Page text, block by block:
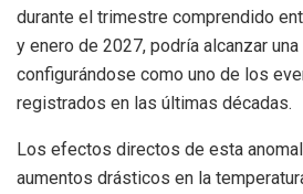
durante el trimestre comprendido
y enero de 2027, podría alcanzar
configurándose como uno de los
registrados en las últimas décadas.
Los efectos directos de esta
aumentos drásticos en la